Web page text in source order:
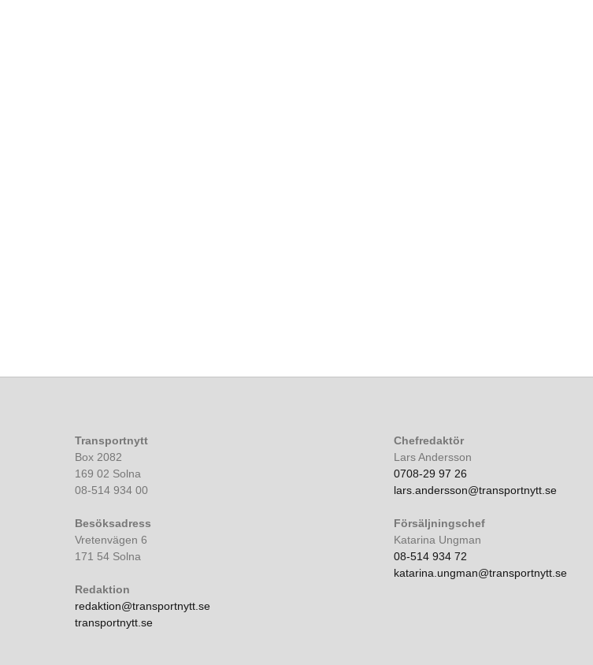
Transportnytt
Box 2082
169 02 Solna
08-514 934 00
Besöksadress
Vretenvägen 6
171 54 Solna
Redaktion
redaktion@transportnytt.se
transportnytt.se
Chefredaktör
Lars Andersson
0708-29 97 26
lars.andersson@transportnytt.se
Försäljningschef
Katarina Ungman
08-514 934 72
katarina.ungman@transportnytt.se